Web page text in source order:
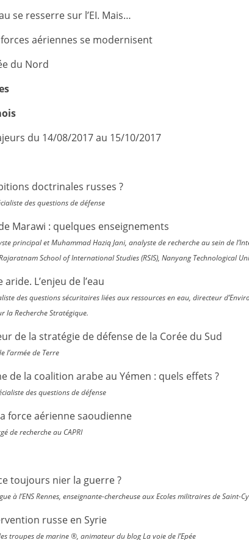
se resserre sur l’EI. Mais…
aériennes se modernisent
du Nord
du 14/08/2017 au 15/10/2017
doctrinales russes ?
des questions de défense
Marawi : quelques enseignements
principal et Muhammad Haziq Jani, analyste de recherche au sein de
Rajaratnam School of International Studies (RSIS), Nanyang Technological
L’enjeu de l’eau
des questions sécuritaires liées aux ressources en eau, directeur
la Recherche Stratégique.
de la stratégie de défense de la Corée du Sud
l’armée de Terre
de la coalition arabe au Yémen : quels effets ?
des questions de défense
force aérienne saoudienne
de recherche au CAPRI
toujours nier la guerre ?
à l’ENS Rennes, enseignante-chercheuse aux Ecoles militraires de Saint-
russe en Syrie
troupes de marine ®, animateur du blog La voie de l’Epée